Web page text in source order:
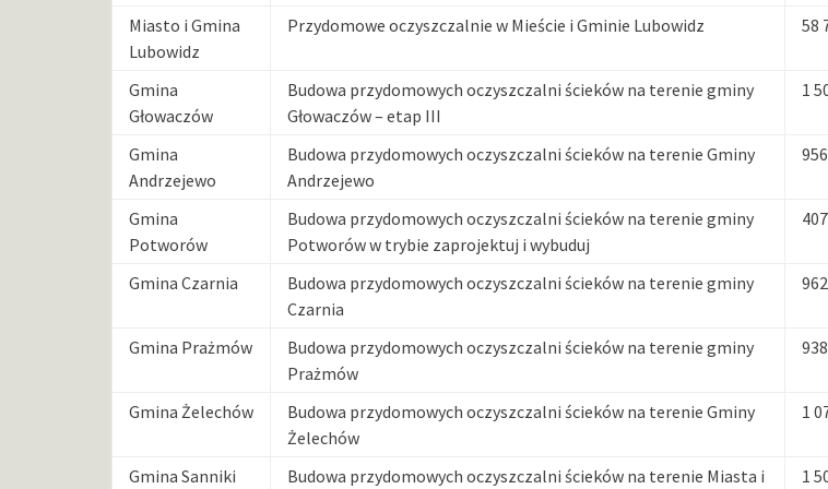
Miasto i Gmina
Lubowidz
Przydomowe oczyszczalnie w Mieście i Gminie Lubowidz 58
Gmina
Głowaczów
Budowa przydomowych oczyszczalni ścieków na terenie gminy
Głowaczów – etap III
1
Gmina
Andrzejewo
Budowa przydomowych oczyszczalni ścieków na terenie Gminy
Andrzejewo
Gmina
Potworów
Budowa przydomowych oczyszczalni ścieków na terenie gminy
Potworów w trybie zaprojektuj i wybuduj
Gmina Czarnia
Budowa przydomowych oczyszczalni ścieków na terenie gminy
Czarnia
Gmina Prażmów
Budowa przydomowych oczyszczalni ścieków na terenie gminy
Prażmów
Gmina Żelechów
Budowa przydomowych oczyszczalni ścieków na terenie Gminy
Żelechów
1
Gmina Sanniki
Budowa przydomowych oczyszczalni ścieków na terenie Miasta i
1